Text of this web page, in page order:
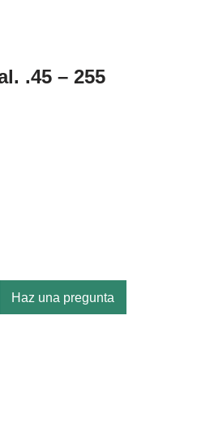
.45 – 255
Haz una pregunta